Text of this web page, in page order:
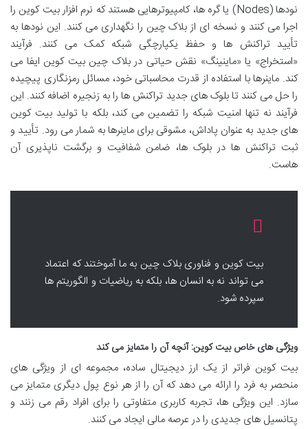
نودها (Nodes) یا گره ها، کامپیوترهایی هستند که نرم افزار بیت کوین را
اجرا می کنند و نسخه ای از بلاک چین را نگهداری می کنند. این نودها به
تأیید تراکنش ها و حفظ یکپارچگی شبکه کمک می کنند. فرآیند
«استخراج» یا «ماینینگ» نقش حیاتی در بلاک چین بیت کوین ایفا می
کند. ماینرها با استفاده از قدرت محاسباتی خود، مسائل رمزنگاری پیچیده
را حل می کنند تا بلوک های جدید تراکنش ها را به زنجیره اضافه کنند. این
فرآیند نه تنها امنیت شبکه را تضمین می کند، بلکه با تولید بیت کوین
های جدید به عنوان پاداش، مشوقی برای ماینرها به شمار می رود. تأیید و
ثبت تراکنش ها در بلوک ها، ضامن شفافیت و برگشت ناپذیری آن
هاست.
بیت کوین و فناوری بلاک چین به ما آموختند که اعتماد
می تواند نه به انسان ها، بلکه به ریاضیات و الگوریتم ها
سپرده شود.
ویژگی های خاص بیت کوین: آنچه آن را متمایز می کند
بیت کوین فراتر از یک ارز دیجیتال ساده، مجموعه ای از ویژگی های
منحصر به فرد را ارائه می دهد که آن را از هر نوع پول دیگری متمایز می
سازد. این ویژگی ها، تجربه کاربری متفاوتی را برای افراد رقم می زنند و
پتانسیل های جدیدی را در عرصه مالی ایجاد می کنند.